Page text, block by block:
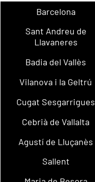
Barcelona
Sant Andreu de
Llavaneres
Badia del Vallès
Vilanova i la Geltrú
Cugat Sesgarrigues
Cebrià de Vallalta
Agustí de Lluçanès
Sallent